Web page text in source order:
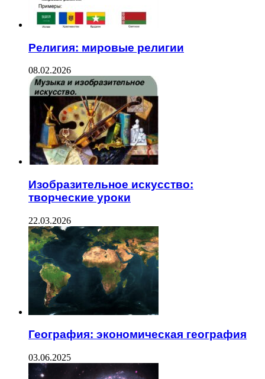
Религия: мировые религии
08.02.2026
Изобразительное искусство:
творческие уроки
22.03.2026
География: экономическая география
03.06.2025